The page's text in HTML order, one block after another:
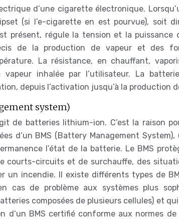
d’une cigarette électronique.
(si l’e-cigarette en est pourvue), soit
présent, régule la tension et la puissance
de la production de vapeur et des
La résistance, en chauffant,
inhalée par l’utilisateur. La
depuis l’activation jusqu’à la production
system)
de batteries lithium-ion. C’est la raison
d’un BMS (Battery Management
l’état de la batterie. Le BMS
courts-circuits et de surchauffe, des
un incendie. Il existe différents types de
cas de problème aux systèmes plus
composées de plusieurs cellules) et
d’un BMS certifié conforme aux normes